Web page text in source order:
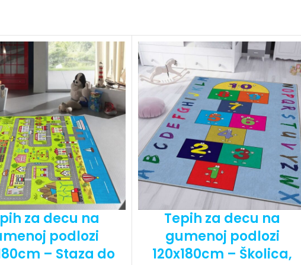
za decu na
podlozi
– Staza do
Tepih za decu na
gumenoj podlozi
120x180cm – Školica,